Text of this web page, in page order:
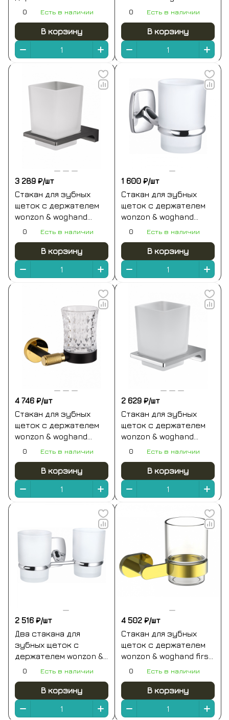
woghand polo, хром
0 Есть в наличии
В корзину
graffity, темный
0 Есть в наличии
В корзину
3 289 ₽/шт
Стакан для зубных
щеток с держателем
wonzon & woghand
eclipse, темный графит
0 Есть в наличии
В корзину
1 600 ₽/шт
Стакан для зубных
щеток с держателем
wonzon & woghand
porto, хром (ww-1101)
0 Есть в наличии
В корзину
4 746 ₽/шт
Стакан для зубных
щеток с держателем
wonzon & woghand
majestic, черный/
0 Есть в наличии
В корзину
2 629 ₽/шт
Стакан для зубных
щеток с держателем
wonzon & woghand
eclipse, хром (ww-9121-
0 Есть в наличии
В корзину
2 516 ₽/шт
Два стакана для
зубных щеток с
держателем wonzon &
woghand porto, хром
0 Есть в наличии
В корзину
4 502 ₽/шт
Стакан для зубных
щеток с держателем
wonzon & woghand first,
глянцевое золото
0 Есть в наличии
В корзину